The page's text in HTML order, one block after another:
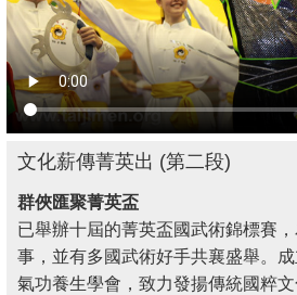
文化薪傳菁英出 (第二段)
群俠匯聚菁英盃
已舉辦十屆的菁英盃國武術錦標賽
事，並有多國武術好手共襄盛舉。
氣功養生學會，致力發揚傳統國粹